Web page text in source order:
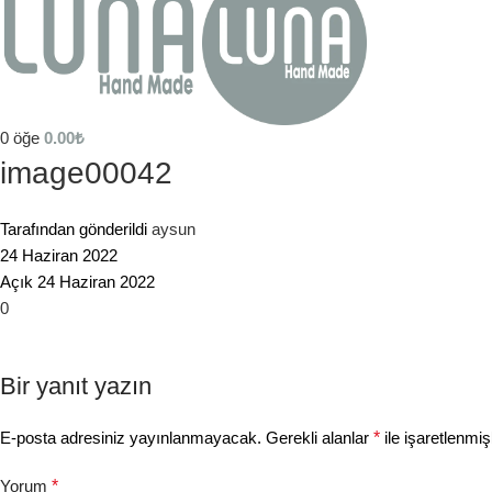
0 öğe 0.00₺
image00042
Tarafından gönderildi aysun
24 Haziran 2022
Açık 24 Haziran 2022
0
Bir yanıt yazın
E-posta adresiniz yayınlanmayacak. Gerekli alanlar * ile
Yorum *